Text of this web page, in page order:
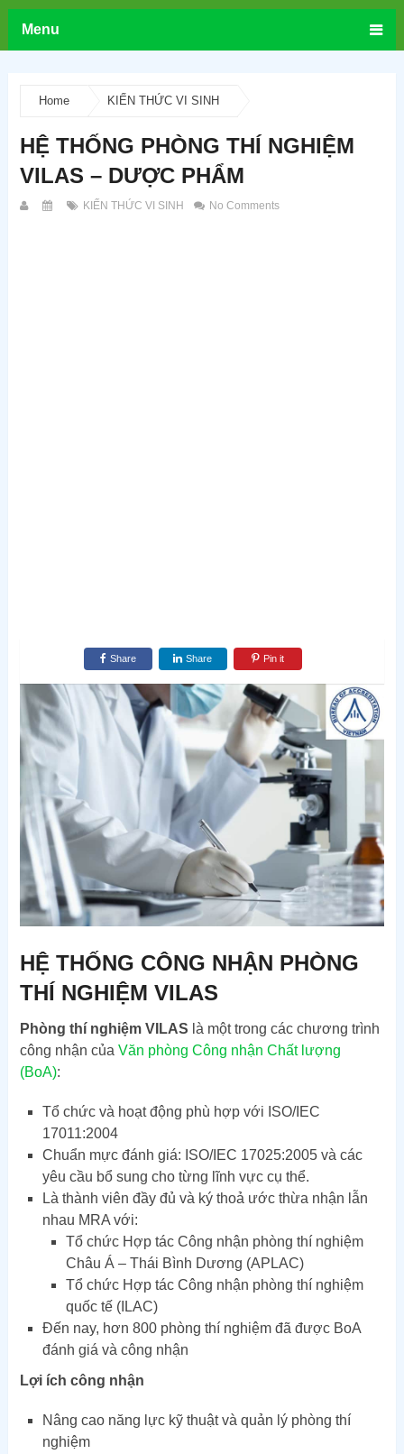
Menu
Home KIẾN THỨC VI SINH
HỆ THỐNG PHÒNG THÍ NGHIỆM
VILAS – DƯỢC PHẨM
KIẾN THỨC VI SINH No Comments
Share Share Pin it
HỆ THỐNG CÔNG NHẬN PHÒNG
THÍ NGHIỆM VILAS
Phòng thí nghiệm VILAS là một trong các chương trình
công nhận của Văn phòng Công nhận Chất lượng
(BoA):
Tổ chức và hoạt động phù hợp với ISO/IEC
17011:2004
Chuẩn mực đánh giá: ISO/IEC 17025:2005 và các
yêu cầu bổ sung cho từng lĩnh vực cụ thể.
Là thành viên đầy đủ và ký thoả ước thừa nhận lẫn
nhau MRA với:
Tổ chức Hợp tác Công nhận phòng thí nghiệm
Châu Á – Thái Bình Dương (APLAC)
Tổ chức Hợp tác Công nhận phòng thí nghiệm
quốc tế (ILAC)
Đến nay, hơn 800 phòng thí nghiệm đã được BoA
đánh giá và công nhận
Lợi ích công nhận
Nâng cao năng lực kỹ thuật và quản lý phòng thí
nghiệm